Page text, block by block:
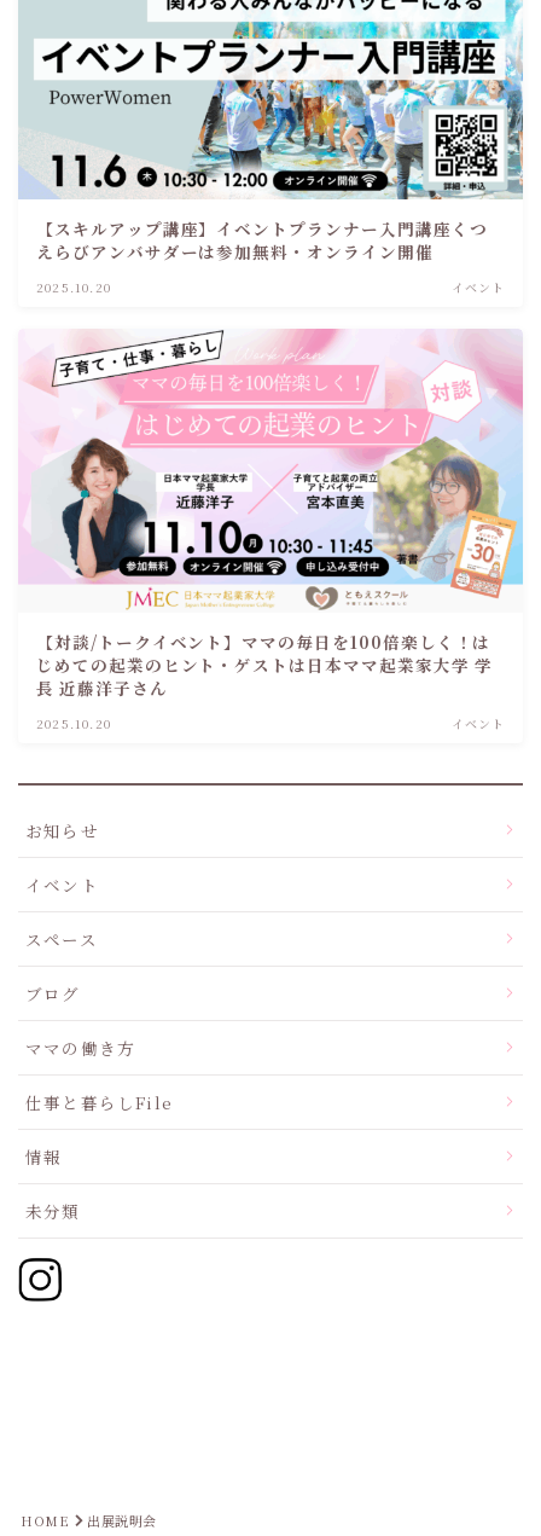
【スキルアップ講座】イベントプランナー入門講座くつ
えらびアンバサダーは参加無料・オンライン開催
2025.10.20 イベント
【対談/トークイベント】ママの毎日を100倍楽しく！は
じめての起業のヒント・ゲストは日本ママ起業家大学 学
長 近藤洋子さん
2025.10.20 イベント
お知らせ
イベント
スペース
ブログ
ママの働き方
仕事と暮らしFile
情報
未分類
HOME 出展説明会